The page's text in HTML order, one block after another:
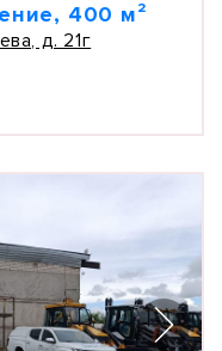
400 м²
д. 21г